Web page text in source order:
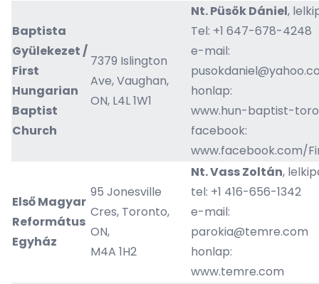
Baptista
Gyülekezet /
First
Hungarian
Baptist
Church
7379 Islington
Ave, Vaughan,
ON, L4L 1W1
Nt. Püsök Dániel,
Tel: +1 647-678-4248
e-mail:
honlap:
www.hun-baptist-
facebook:
www.facebook.com/
Első Magyar
Református
Egyház
95 Jonesville
Cres, Toronto,
ON,
M4A 1H2
Nt. Vass Zoltán,
tel: +1 416-656-1342
e-mail:
parokia@temre.com
honlap:
www.temre.com